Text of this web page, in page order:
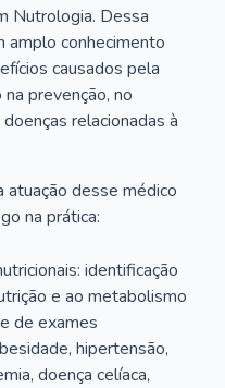
Nutrologia. Dessa
amplo conhecimento
causados pela
prevenção, no
relacionadas à
atuação desse médico
na prática:
identificação
e ao metabolismo
de exames
hipertensão,
doença celíaca,